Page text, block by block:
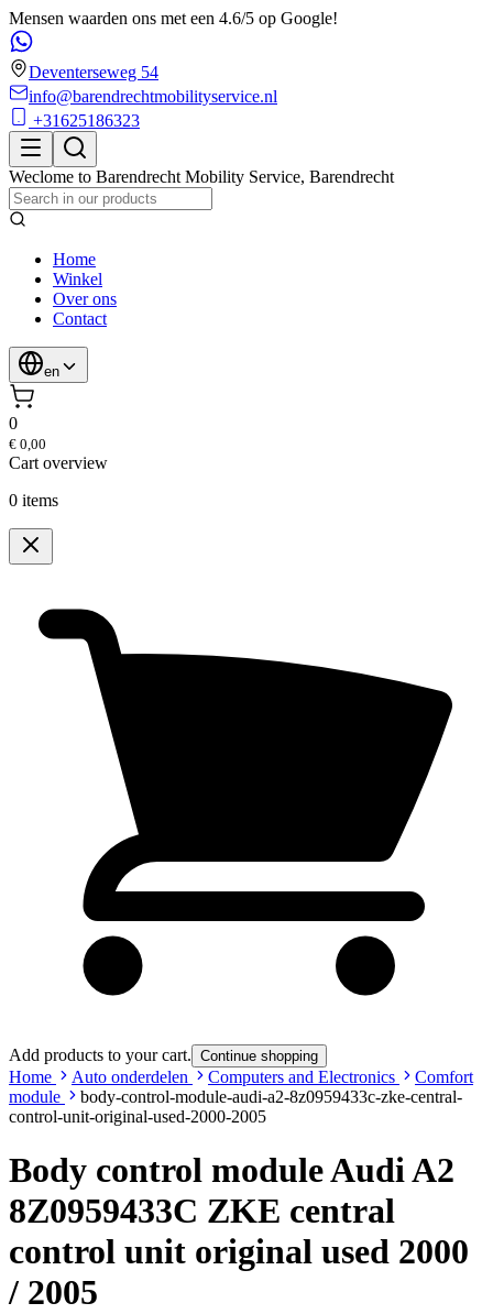
Mensen waarden ons met een 4.6/5 op Google!
Deventerseweg 54
info@barendrechtmobilityservice.nl
+31625186323
Weclome to Barendrecht Mobility Service, Barendrecht
Home
Winkel
Over ons
Contact
en
0
€ 0,00
Cart overview
0 items
Add products to your cart. Continue shopping
Home Auto onderdelen Computers and Electronics
Comfort
module
body-control-module-audi-a2-8z0959433c-zke-central-
control-unit-original-used-2000-2005
Body control module Audi A2
8Z0959433C ZKE central
control unit original used 2000
/ 2005